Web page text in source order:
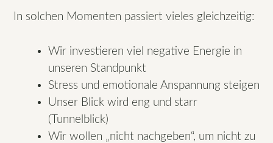
In solchen Momenten passiert vieles gleichzeitig:
Wir investieren viel negative Energie in
unseren Standpunkt
Stress und emotionale Anspannung steigen
Unser Blick wird eng und starr
(Tunnelblick)
Wir wollen „nicht nachgeben“, um nicht zu